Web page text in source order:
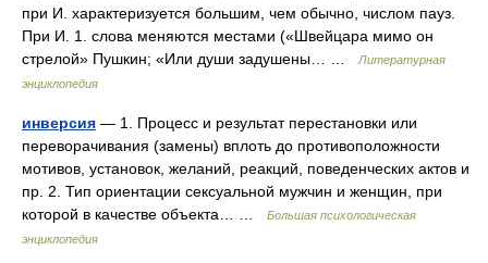
при И. характеризуется большим, чем обычно, числом пауз.
При И. 1. слова меняются местами («Швейцара мимо он
стрелой» Пушкин; «Или души задушены… …
Литературная
энциклопедия
инверсия — 1. Процесс и результат перестановки или
переворачивания (замены) вплоть до противоположности
мотивов, установок, желаний, реакций, поведенческих актов и
пр. 2. Тип ориентации сексуальной мужчин и женщин, при
которой в качестве объекта… …
Большая психологическая
энциклопедия